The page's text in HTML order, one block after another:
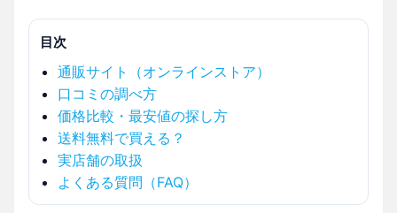
目次
通販サイト（オンラインストア）
口コミの調べ方
価格比較・最安値の探し方
送料無料で買える？
実店舗の取扱
よくある質問（FAQ）